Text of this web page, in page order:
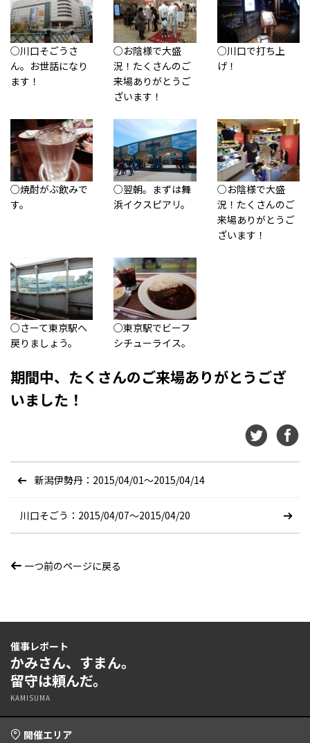
○川口そごうさ
ん。お世話になり
ます！
○お陰様で大盛
況！たくさんのご
来場ありがとうご
ざいます！
○川口で打ち上
げ！
○焼酎がぶ飲みで
す。
○翌朝。まずは舞
浜イクスピアリ。
○お陰様で大盛
況！たくさんのご
来場ありがとうご
ざいます！
○さーて東京駅へ
戻りましょう。
○東京駅でビーフ
シチューライス。
期間中、たくさんのご来場ありがとうござ
いました！
新潟伊勢丹：2015/04/01〜2015/04/14
川口そごう：2015/04/07〜2015/04/20
一つ前のページに戻る
催事レポート
かみさん、すまん。
留守は頼んだ。
KAMISUMA
開催エリア